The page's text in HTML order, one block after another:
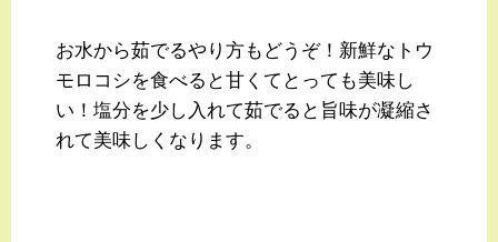
お水から茹でるやり方もどうぞ！新鮮なトウ
モロコシを食べると甘くてとっても美味し
い！塩分を少し入れて茹でると旨味が凝縮さ
れて美味しくなります。